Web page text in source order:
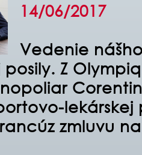
14/06/2017
Vedenie
Z
Corentin
zmluvu